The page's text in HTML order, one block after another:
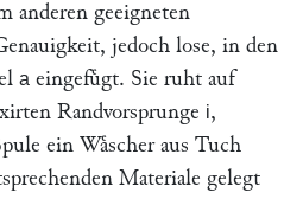
anderen geeigneten
jedoch lose, in den
a eingefuͤgt. Sie ruht auf
Randvorsprunge i,
ein Waͤscher aus Tuch
Materiale gelegt